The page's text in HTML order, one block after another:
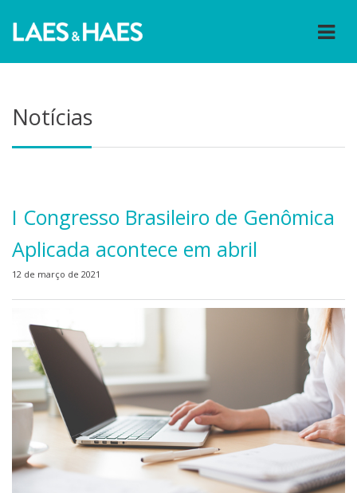
Notícias
I Congresso Brasileiro de Genômica
Aplicada acontece em abril
12 de março de 2021